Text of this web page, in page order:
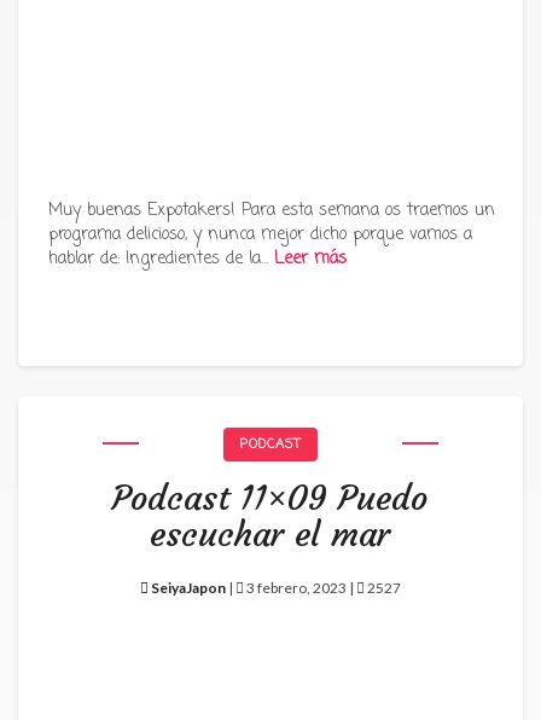
Muy buenas Expotakers! Para esta semana os traemos un
programa delicioso, y nunca mejor dicho porque vamos a
hablar de: Ingredientes de la… Leer más
PODCAST
Podcast 11×09 Puedo
escuchar el mar
SeiyaJapon | 3 febrero, 2023 | 2527